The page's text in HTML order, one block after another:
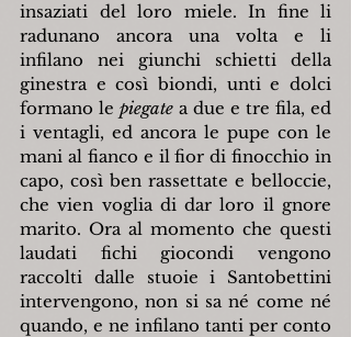
insaziati del loro miele. In fine li
radunano ancora una volta e li
infilano nei giunchi schietti della
ginestra e così biondi, unti e dolci
formano le piegate a due e tre fila, ed
i ventagli, ed ancora le pupe con le
mani al fianco e il fior di finocchio in
capo, così ben rassettate e belloccie,
che vien voglia di dar loro il gnore
marito. Ora al momento che questi
laudati fichi giocondi vengono
raccolti dalle stuoie i Santobettini
intervengono, non si sa né come né
quando, e ne infilano tanti per conto